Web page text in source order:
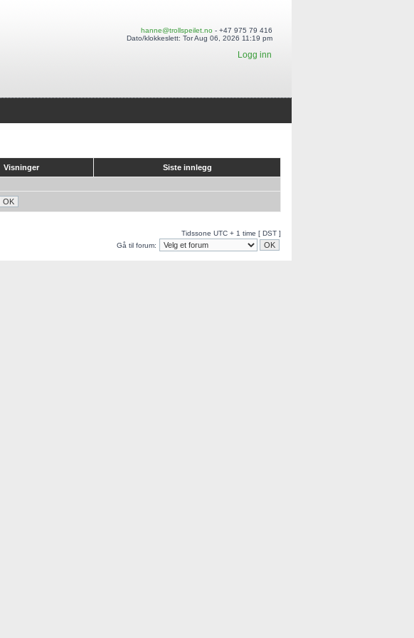
hanne@trollspeilet.no - +47 975 79 416
Dato/klokkeslett: Tor Aug 06, 2026 11:19 pm
Logg inn
Visninger Siste innlegg
Tidssone UTC + 1 time [ DST ]
Gå til forum: